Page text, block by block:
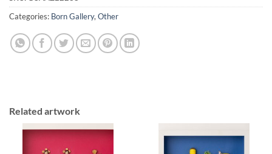
Categories: Born Gallery, Other
Related artwork